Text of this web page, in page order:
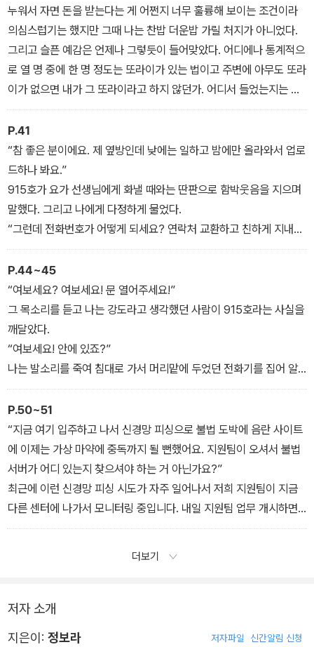
그때 나가지 말 걸 그랬다고 나는 나중에 몇 번이나 후회했다. 괜히 밖
에 나가지 않았으면 그 재수 없는 인간을 만나지도 않았을 텐데.
누워서 자면 돈을 받는다는 게 어쩐지 너무 훌륭해 보이는 조건이라
의심스럽기는 했지만 그때 나는 찬밥 더운밥 가릴 처지가 아니었다.
그리고 슬픈 예감은 언제나 그렇듯이 들어맞았다. 어디에나 통계적으
로 열 명 중에 한 명 정도는 또라이가 있는 법이고 주변에 아무도 또라
이가 없으면 내가 그 또라이라고 하지 않던가. 어디서 들었는지는 잊
었지만 이 말은 정말 인생의 진리였다
P.41
“참 좋은 분이에요. 제 옆방인데 낮에는 일하고 밤에만 올라와서 업로
드하나 봐요.”
915호가 요가 선생님에게 화낼 때와는 딴판으로 함박웃음을 지으며
말했다. 그리고 나에게 다정하게 물었다.
“그런데 전화번호가 어떻게 되세요? 연락처 교환하고 친하게 지내요,
우리.”
말하면서 915호는 나에게 얼굴을 바싹 들이대고 생글생글 웃었다.
이 사람하고는 아무것도 교환하고 싶지 않다. 나는 반사적으로 한 걸
음 물러났다.
P.44~45
“여보세요? 여보세요! 문 열어주세요!”
그 목소리를 듣고 나는 강도라고 생각했던 사람이 915호라는 사실을
깨달았다.
“여보세요! 안에 있죠?”
나는 발소리를 죽여 침대로 가서 머리맡에 두었던 전화기를 집어 알
림 소리를 무음으로 설정했다. 915호에게 전화번호를 가르쳐주지는
않았다. 그러나 하필 이런 순간에 만에 하나 어디서든 전화가 오면 정
말로 무서운 일이 벌어질 것만 같았다.
915호는 끈질기게 문을 두드리고 문고리를 잡아당겼다. 연휴에 건물
안에 사람이 몇 명이나 남아 있는지 나는 알지 못했다. 이 건물에, 아
니 이 지역 전체에 나와 저 미치광이 단둘만 남아 있을지도 모를 일이
었다. 가장 가까운 경찰서는 자동차로 적어도 네 시간 거리에 있다. 나
에게 무슨 일이 생겨도 도와줄 사람은커녕 내가 지금 여기에 존재한
P.50~51
“지금 여기 입주하고 나서 신경망 피싱으로 불법 도박에 음란 사이트
에 이제는 가상 마약에 중독까지 될 뻔했어요. 지원팀이 오셔서 불법
서버가 어디 있는지 찾으셔야 하는 거 아닌가요?”
최근에 이런 신경망 피싱 시도가 자주 일어나서 저희 지원팀이 지금
다른 센터에 나가서 모니터링 중입니다. 내일 지원팀 업무 개시하면
문의 전달하겠습니다.”
더보기
저자 소개
지은이: 정보라 저자파일 신간알림 신청